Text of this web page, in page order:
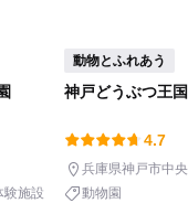
験施設
動物とふれあう
神戸どうぶつ王国
4.7
兵庫県神戸市中
動物園